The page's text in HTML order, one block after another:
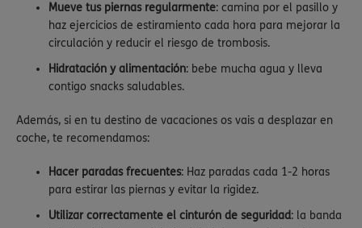
Mueve tus piernas regularmente: camina por el pasillo y
haz ejercicios de estiramiento cada hora para mejorar la
circulación y reducir el riesgo de trombosis.
Hidratación y alimentación: bebe mucha agua y lleva
contigo snacks saludables.
Además, si en tu destino de vacaciones os vais a desplazar en
coche, te recomendamos:
Hacer paradas frecuentes: Haz paradas cada 1-2 horas
para estirar las piernas y evitar la rigidez.
Utilizar correctamente el cinturón de seguridad: la banda